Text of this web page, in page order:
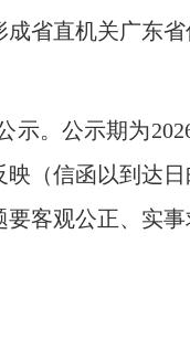
省直机关广东省
。公示期为
（信函以到达
客观公正、实